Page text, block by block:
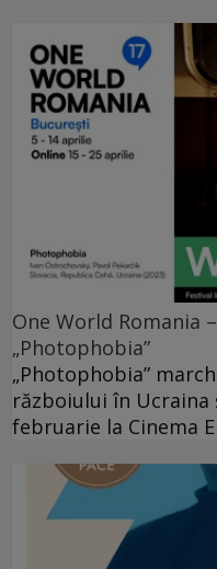
One World Romania
„Photophobia”
„Photophobia”
războiului în Ucraina
februarie la Cinema